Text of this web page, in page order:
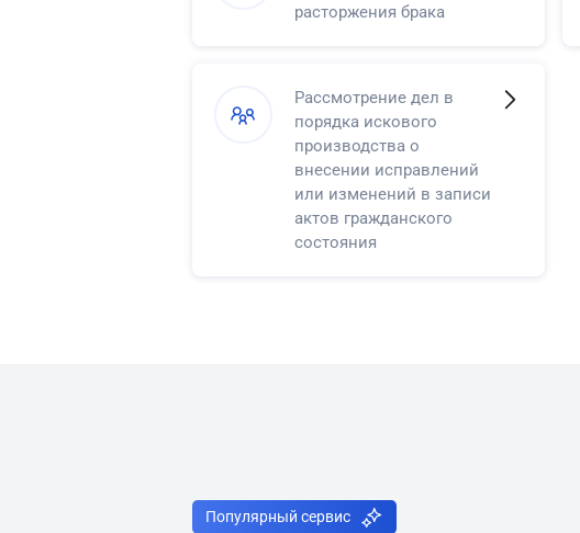
расторжения брака
Рассмотрение дел в
порядка искового
производства о
внесении исправлений
или изменений в записи
актов гражданского
состояния
Популярный сервис